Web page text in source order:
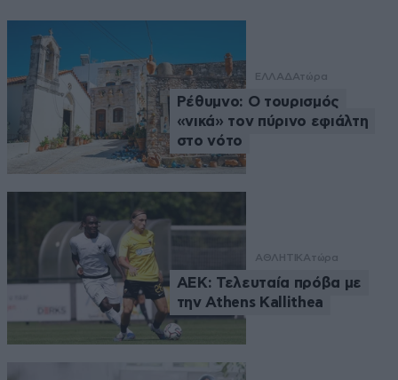
ΕΛΛΑΔΑτώρα
Ρέθυμνο: Ο τουρισμός
«νικά» τον πύρινο εφιάλτη
στο νότο
ΑΘΛΗΤΙΚΑτώρα
ΑΕΚ: Τελευταία πρόβα με
την Athens Kallithea